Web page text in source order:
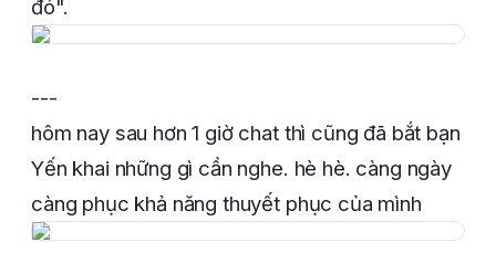
đó".
---
hôm nay sau hơn 1 giờ chat thì cũng đã bắt bạn
Yến khai những gì cần nghe. hè hè. càng ngày
càng phục khả năng thuyết phục của mình